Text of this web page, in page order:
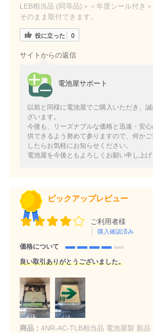
LEB相当品 (同等品)＞＜年度シール付き
そのまま取付できます。
役に立った 0
サイトからの返信
電池屋サポート
以前と同様に電池屋でご購入いただき、
ざいます。
今後も、リーズナブルな価格と迅速・安
供できるよう努めて参りますので、何か
したらお気軽にお知らせください。
電池屋を今後ともよろしくお願い申し上げ
ピックアップレビュー
ご利用者様
購入確認済み
価格について
良い取引ありがとうございました。
商品： 4NR-AC-TLB相当品 電池屋製 新品